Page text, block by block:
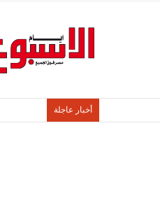
أخبار عاجلة